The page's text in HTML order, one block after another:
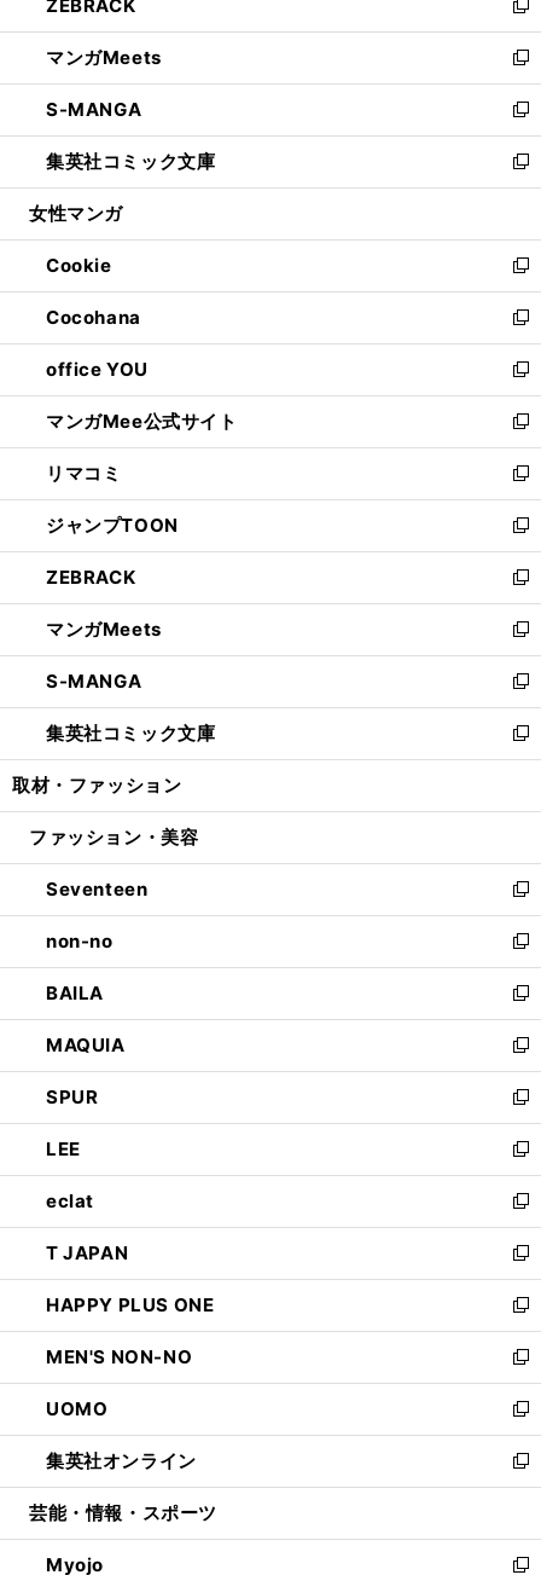
く
で
開
く
ド
ウ
で
開
く
ィ
ン
ド
ウ
で
開
く
い
ウ
ィ
ン
ド
ウ
で
開
ZEBRACK
新
し
い
ウ
ィ
ン
ド
ウ
開
く
マンガMeets
新
し
い
ウ
ィ
ン
ウ
で
開
く
S-MANGA
新
し
い
ウ
ン
ド
ウ
で
開
く
集英社コミック文庫
新
し
ウ
ィ
ン
ド
ウ
で
開
く
女性マンガ
Cookie
新
し
い
ウ
ィ
ン
ド
ウ
で
開
く
Cocohana
新
し
い
ウ
ィ
ン
ド
ウ
で
開
く
office YOU
新
し
い
ウ
ィ
ン
ド
ウ
で
開
く
マンガMee公式サイト
新
し
い
ウ
ィ
ン
ド
ウ
で
開
く
リマコミ
新
し
い
ウ
ィ
ン
ド
ウ
で
開
く
ジャンプTOON
新
し
い
ウ
ィ
ン
ド
ウ
で
開
ZEBRACK
新
し
い
ウ
ィ
ン
ド
ウ
開
マンガMeets
新
し
い
ウ
ィ
ン
ウ
開
く
S-MANGA
新
し
い
ウ
ン
ウ
で
開
く
集英社コミック文庫
新
し
ウ
ン
ド
ウ
で
開
く
取材・ファッション
ファッション・美容
Seventeen
新
し
い
ウ
ィ
ン
ド
ウ
で
開
く
non-no
新
し
い
ウ
ィ
ン
ド
ウ
で
開
く
BAILA
新
し
い
ウ
ィ
ン
ド
ウ
で
開
く
MAQUIA
新
し
い
ウ
ィ
ン
ド
ウ
で
開
く
SPUR
新
し
い
ウ
ィ
ン
ド
ウ
で
開
く
LEE
新
し
い
ウ
ィ
ン
ド
ウ
で
開
く
eclat
新
し
い
ウ
ィ
ン
ド
ウ
で
開
く
T JAPAN
新
し
い
ウ
ィ
ン
ド
ウ
で
開
HAPPY PLUS ONE
新
し
い
ウ
ィ
ン
ド
ウ
開
く
MEN'S NON-NO
新
し
い
ウ
ィ
ン
ウ
で
UOMO
新
し
い
ウ
ン
ド
集英社オンライン
新
し
ウ
ィ
芸能・情報・スポーツ
Myojo
新